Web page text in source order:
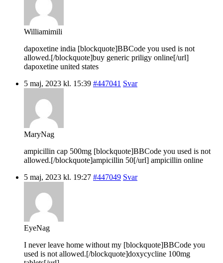
Williamimili
dapoxetine india [blockquote]BBCode you used is not
allowed.[/blockquote]buy generic priligy online[/url]
dapoxetine united states
5 maj, 2023 kl. 15:39 #447041 Svar
MaryNag
ampicillin cap 500mg [blockquote]BBCode you used is not
allowed.[/blockquote]ampicillin 50[/url] ampicillin online
5 maj, 2023 kl. 19:27 #447049 Svar
EyeNag
I never leave home without my [blockquote]BBCode you
used is not allowed.[/blockquote]doxycycline 100mg